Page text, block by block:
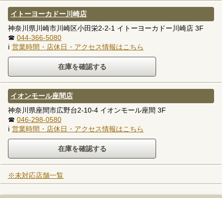
イトーヨーカドー川崎店
神奈川県川崎市川崎区小田栄2-2-1 イトーヨーカドー川崎店 3F
☎ 044-366-5080
ℹ 営業時間・店休日・アクセス情報はこちら
イオンモール座間店
神奈川県座間市広野台2-10-4 イオンモール座間 3F
☎ 046-298-0580
ℹ 営業時間・店休日・アクセス情報はこちら
※未対応店舗一覧